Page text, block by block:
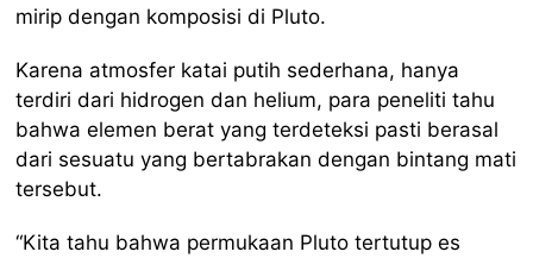
mirip dengan komposisi di Pluto.
Karena atmosfer katai putih sederhana, hanya
terdiri dari hidrogen dan helium, para peneliti tahu
bahwa elemen berat yang terdeteksi pasti berasal
dari sesuatu yang bertabrakan dengan bintang mati
tersebut.
“Kita tahu bahwa permukaan Pluto tertutup es